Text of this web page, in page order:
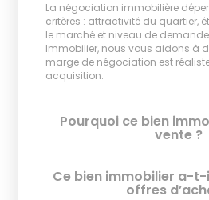
La négociation immobilière
critères : attractivité du quartier,
le marché et niveau de
Immobilier, nous vous aidons à
marge de négociation est
acquisition.
Pourquoi ce bien
vente ?
Ce bien immobilier a-
offres